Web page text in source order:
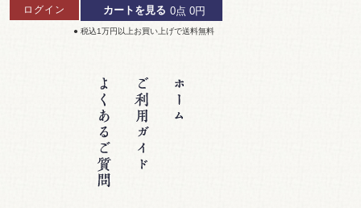
ログイン カートを見る 0点 0円
● 税込1万円以上お買い上げで送料無料